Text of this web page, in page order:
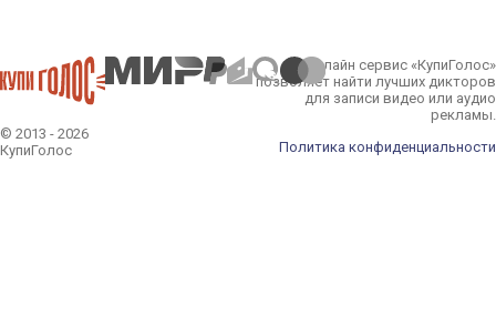
© 2013 - 2026
КупиГолос
Онлайн сервис «КупиГолос»
позволяет найти лучших дикторов
для записи видео или аудио
рекламы.
Политика конфиденциальности